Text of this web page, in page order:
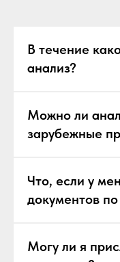
В течение
анализ?
Можно ли
зарубежные
Что, если у
документов по
Могу ли я